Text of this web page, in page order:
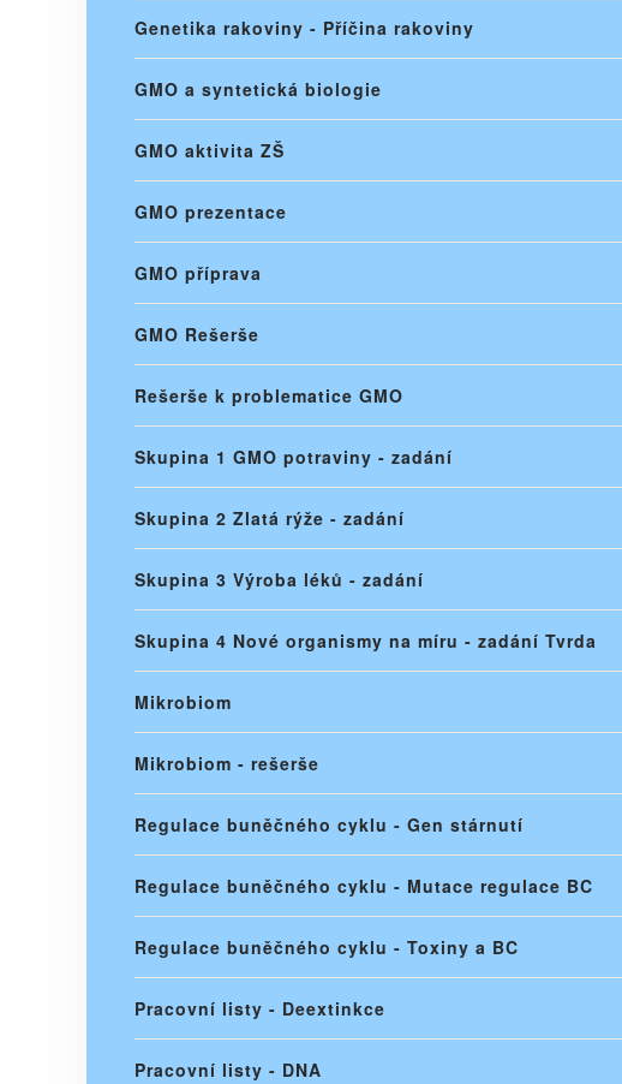
Genetika rakoviny - Příčina rakoviny
GMO a syntetická biologie
GMO aktivita ZŠ
GMO prezentace
GMO příprava
GMO Rešerše
Rešerše k problematice GMO
Skupina 1 GMO potraviny - zadání
Skupina 2 Zlatá rýže - zadání
Skupina 3 Výroba léků - zadání
Skupina 4 Nové organismy na míru - zadání Tvrda
Mikrobiom
Mikrobiom - rešerše
Regulace buněčného cyklu - Gen stárnutí
Regulace buněčného cyklu - Mutace regulace BC
Regulace buněčného cyklu - Toxiny a BC
Pracovní listy - Deextinkce
Pracovní listy - DNA